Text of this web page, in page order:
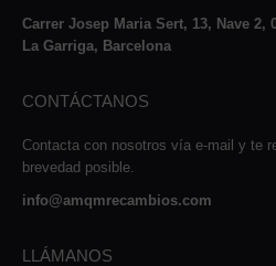
Carrer Josep Maria Sert, 13, Nave 2,
La Garriga, Barcelona
CONTÁCTANOS
Contacta con nosotros vía e-mail y te
brevedad posible.
info@amqmrecambios.com
LLÁMANOS